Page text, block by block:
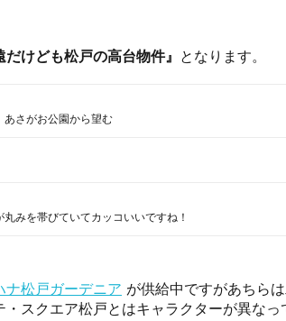
だけども松戸の高台物件』 となります。
あさがお公園から望む
みを帯びていてカッコいいですね！
ナ松戸ガーデニア が供給中ですがあちら
スクエア松戸とはキャラクターが異なっ